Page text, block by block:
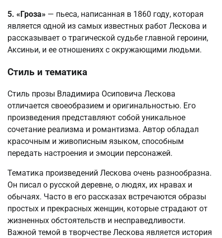
5. «Гроза» — пьеса, написанная в 1860 году, которая
является одной из самых известных работ Лескова и
рассказывает о трагической судьбе главной героини,
Аксиньи, и ее отношениях с окружающими людьми.
Стиль и тематика
Стиль прозы Владимира Осиповича Лескова
отличается своеобразием и оригинальностью. Его
произведения представляют собой уникальное
сочетание реализма и романтизма. Автор обладал
красочным и живописным языком, способным
передать настроения и эмоции персонажей.
Тематика произведений Лескова очень разнообразна.
Он писал о русской деревне, о людях, их нравах и
обычаях. Часто в его рассказах встречаются образы
простых и прекрасных женщин, которые страдают от
жизненных обстоятельств и несправедливости.
Важной темой в творчестве Лескова является история